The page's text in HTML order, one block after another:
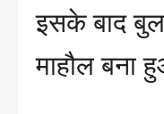
इसके बाद
माहौल बना